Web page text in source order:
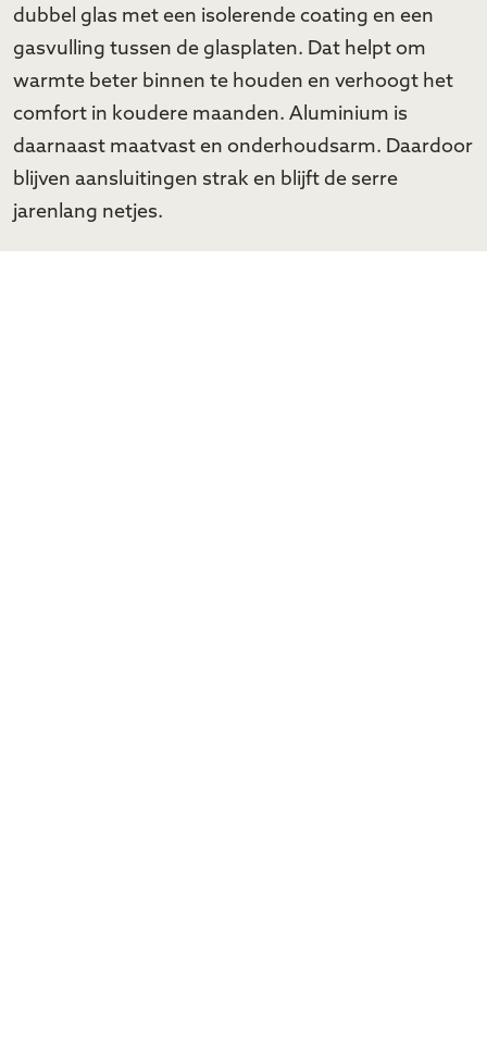
dubbel glas met een isolerende coating en een
gasvulling tussen de glasplaten. Dat helpt om
warmte beter binnen te houden en verhoogt het
comfort in koudere maanden. Aluminium is
daarnaast maatvast en onderhoudsarm. Daardoor
blijven aansluitingen strak en blijft de serre
jarenlang netjes.